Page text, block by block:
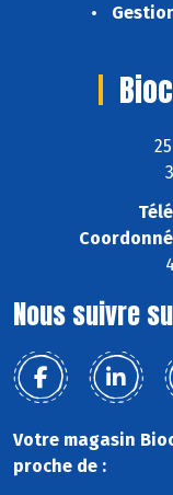
Nous suivre
Votre magasin
proche de :